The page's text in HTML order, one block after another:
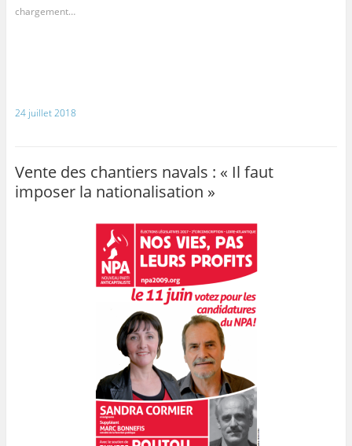
chargement…
24 juillet 2018
Vente des chantiers navals : « Il faut
imposer la nationalisation »